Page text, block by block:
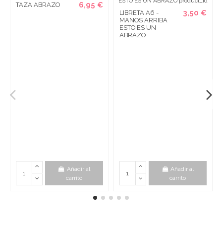
TAZA ABRAZO 6,95 €
Añadir al
carrito
LIBRETA A6 -
MANOS ARRIBA
ESTO ES UN
ABRAZO
3,50 €
Añadir al
carrito